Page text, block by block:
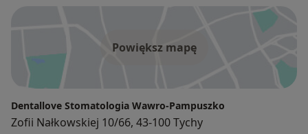
Powiększ mapę
Dentallove Stomatologia Wawro-Pampuszko
Zofii Nałkowskiej 10/66, 43-100 Tychy